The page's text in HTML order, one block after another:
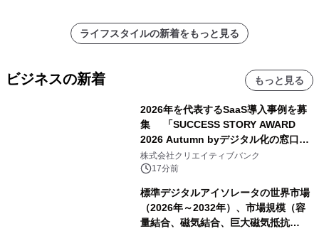
ライフスタイルの新着をもっと見る
ビジネスの新着 もっと見る
2026年を代表するSaaS導入事例を募
集 「SUCCESS STORY AWARD
2026 Autumn byデジタル化の窓口」
開催
株式会社クリエイティブバンク
17分前
標準デジタルアイソレータの世界市場
（2026年～2032年）、市場規模（容
量結合、磁気結合、巨大磁気抵抗